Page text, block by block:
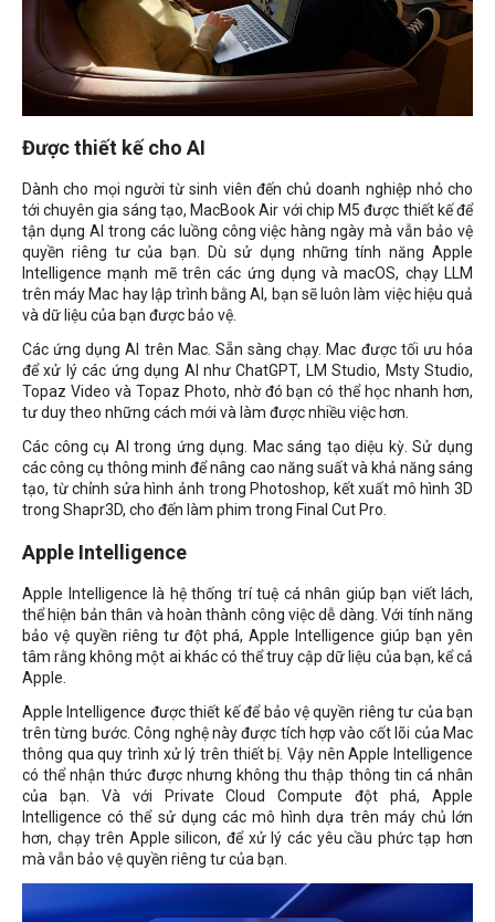
Được thiết kế cho AI
Dành cho mọi người từ sinh viên đến chủ doanh nghiệp nhỏ cho
tới chuyên gia sáng tạo, MacBook Air với chip M5 được thiết kế để
tận dụng AI trong các luồng công việc hàng ngày mà vẫn bảo vệ
quyền riêng tư của bạn. Dù sử dụng những tính năng Apple
Intelligence mạnh mẽ trên các ứng dụng và macOS, chạy LLM
trên máy Mac hay lập trình bằng AI, bạn sẽ luôn làm việc hiệu quả
và dữ liệu của bạn được bảo vệ.
Các ứng dụng AI trên Mac. Sẵn sàng chạy. Mac được tối ưu hóa
để xử lý các ứng dụng AI như ChatGPT, LM Studio, Msty Studio,
Topaz Video và Topaz Photo, nhờ đó bạn có thể học nhanh hơn,
tư duy theo những cách mới và làm được nhiều việc hơn.
Các công cụ AI trong ứng dụng. Mac sáng tạo diệu kỳ. Sử dụng
các công cụ thông minh để nâng cao năng suất và khả năng sáng
tạo, từ chỉnh sửa hình ảnh trong Photoshop, kết xuất mô hình 3D
trong Shapr3D, cho đến làm phim trong Final Cut Pro.
Apple Intelligence
Apple Intelligence là hệ thống trí tuệ cá nhân giúp bạn viết lách,
thể hiện bản thân và hoàn thành công việc dễ dàng. Với tính năng
bảo vệ quyền riêng tư đột phá, Apple Intelligence giúp bạn yên
tâm rằng không một ai khác có thể truy cập dữ liệu của bạn, kể cả
Apple.
Apple Intelligence được thiết kế để bảo vệ quyền riêng tư của bạn
trên từng bước. Công nghệ này được tích hợp vào cốt lõi của Mac
thông qua quy trình xử lý trên thiết bị. Vậy nên Apple Intelligence
có thể nhận thức được nhưng không thu thập thông tin cá nhân
của bạn. Và với Private Cloud Compute đột phá, Apple
Intelligence có thể sử dụng các mô hình dựa trên máy chủ lớn
hơn, chạy trên Apple silicon, để xử lý các yêu cầu phức tạp hơn
mà vẫn bảo vệ quyền riêng tư của bạn.